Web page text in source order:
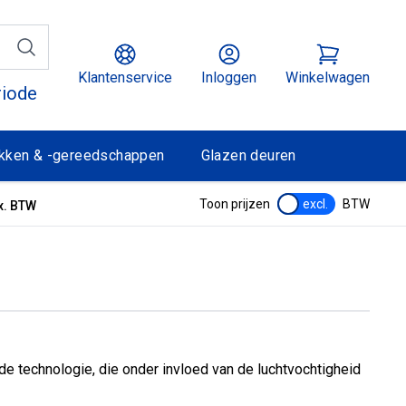
Klantenservice Inloggen Winkelwagen
& -gereedschappen Glazen deuren
BTW Toon prijzen excl. BTW
technologie, die onder invloed van de luchtvochtigheid